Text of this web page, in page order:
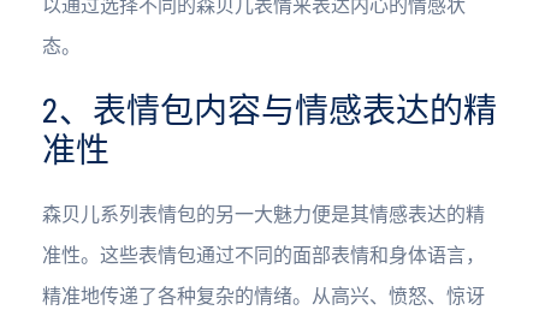
以通过选择不同的森贝儿表情来表达内心的情感状
态。
2、表情包内容与情感表达的精
准性
森贝儿系列表情包的另一大魅力便是其情感表达的精
准性。这些表情包通过不同的面部表情和身体语言，
精准地传递了各种复杂的情绪。从高兴、愤怒、惊讶